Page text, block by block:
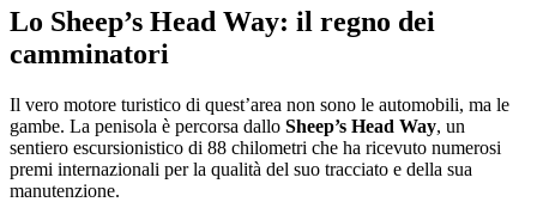
Lo Sheep’s Head Way: il regno dei
camminatori
Il vero motore turistico di quest’area non sono le automobili, ma le
gambe. La penisola è percorsa dallo Sheep’s Head Way, un
sentiero escursionistico di 88 chilometri che ha ricevuto numerosi
premi internazionali per la qualità del suo tracciato e della sua
manutenzione.